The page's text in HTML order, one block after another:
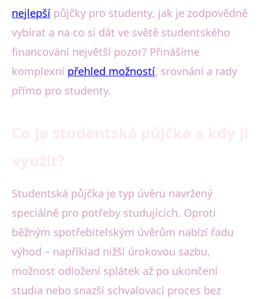
nejlepší půjčky pro studenty, jak je zodpovědně
vybírat a na co si dát ve světě studentského
financování největší pozor? Přinášíme
komplexní přehled možností, srovnání a rady
přímo pro studenty.
Studentská půjčka je typ úvěru navržený
speciálně pro potřeby studujících. Oproti
běžným spotřebitelským úvěrům nabízí řadu
výhod – například nižší úrokovou sazbu,
možnost odložení splátek až po ukončení
studia nebo snazší schvalovací proces bez